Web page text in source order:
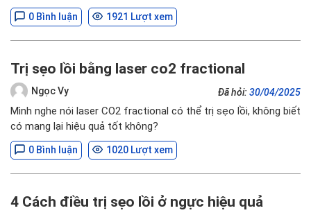
0 Bình luận 1921 Lượt xem
Trị sẹo lồi bằng laser co2 fractional
Ngọc Vy Đã hỏi: 30/04/2025
Mình nghe nói laser CO2 fractional có thể trị sẹo lồi, không biết
có mang lại hiệu quả tốt không?
0 Bình luận 1020 Lượt xem
4 Cách điều trị sẹo lồi ở ngực hiệu quả